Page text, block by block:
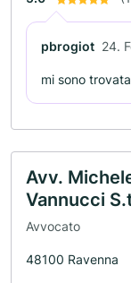
pbrogiot 24.
mi sono
Avv.
Vannucci
Avvocato
48100 Ravenna